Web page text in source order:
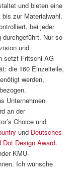
und bieten eine
zur Materialwahl.
bei jeder
Nur so
und
setzt Fritschi AG
die 160 Einzelteile,
werden,
Unternehmen
an der
Choice und
und Deutsches
Dot Design Award.
KMU-
Ich wünsche